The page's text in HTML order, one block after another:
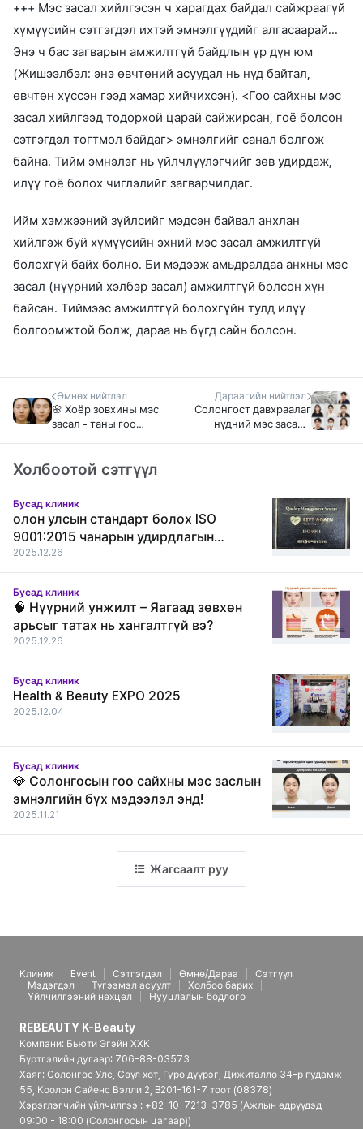
+++ Мэс засал хийлгэсэн ч харагдах байдал сайжраагүй
хүмүүсийн сэтгэгдэл ихтэй эмнэлгүүдийг алгасаарай...
Энэ ч бас загварын амжилтгүй байдлын үр дүн юм
(Жишээлбэл: энэ өвчтөний асуудал нь нүд байтал,
өвчтөн хүссэн гээд хамар хийчихсэн). <Гоо сайхны мэс
засал хийлгээд тодорхой царай сайжирсан, гоё болсон
сэтгэгдэл тогтмол байдаг> эмнэлгийг санал болгож
байна. Тийм эмнэлэг нь үйлчлүүлэгчийг зөв удирдаж,
илүү гоё болох чиглэлийг загварчилдаг.
Ийм хэмжээний зүйлсийг мэдсэн байвал анхлан
хийлгэж буй хүмүүсийн эхний мэс засал амжилтгүй
болохгүй байх болно. Би мэдээж амьдралдаа анхны мэс
засал (нүүрний хэлбэр засал) амжилтгүй болсон хүн
байсан. Тиймээс амжилтгүй болохгүйн тулд илүү
болгоомжтой болж, дараа нь бүгд сайн болсон.
Өмнөх нийтлэл
🌸 Хоёр зовхины мэс
засал - таны гоо
Дараагийн нийтлэл
Солонгост давхраалаг
нүдний мэс засал -
Холбоотой сэтгүүл
Бусад клиник
олон улсын стандарт болох ISO
9001:2015 чанарын удирдлагын
тогтолцооны гэрчилгээг амжилттай
хүлээн авлаа.
2025.12.26
Бусад клиник
🧠 Нүүрний унжилт – Яагаад зөвхөн
арьсыг татах нь хангалтгүй вэ?
2025.12.26
Бусад клиник
Health & Beauty EXPO 2025
2025.12.04
Бусад клиник
💎 Солонгосын гоо сайхны мэс заслын
эмнэлгийн бүх мэдээлэл энд!
2025.11.21
Жагсаалт руу
Клиник Event Сэтгэгдэл Өмнө/Дараа
Сэтгүүл
Мэдэгдэл
Түгээмэл асуулт
Холбоо барих
Үйлчилгээний нөхцөл
Нууцлалын бодлого
REBEAUTY K-Beauty
Компани: Бьюти Эгэйн ХХК
Бүртгэлийн дугаар: 706-88-03573
Хаяг: Солонгос Улс, Сөүл хот, Гуро дүүрэг, Дижиталло 34-р гудамж
55, Коолон Сайенс Вэлли 2, B201-161-7 тоот (08378)
Хэрэглэгчийн үйлчилгээ : +82-10-7213-3785 (Ажлын өдрүүдэд
09:00 - 18:00 (Солонгосын цагаар))